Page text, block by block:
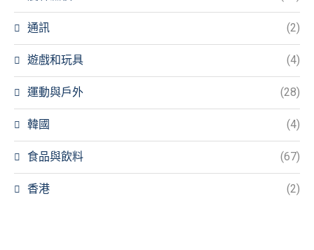
通訊 (2)
遊戲和玩具 (4)
運動與戶外 (28)
韓國 (4)
食品與飲料 (67)
香港 (2)